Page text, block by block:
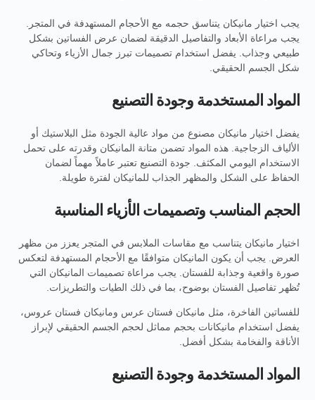
يجب اختيار مانيكان يتناسق حجمه مع الأحجام المستهدفة في المتجر.
يجب مراعاة الأبعاد والتفاصيل الدقيقة لضمان عرض الفساتين بشكل
طبيعي وجذاب. يفضل استخدام تصميمات تبرز جمال الأزياء وتحاكي
شكل الجسم الحقيقي.
المواد المستخدمة وجودة التصنيع
يفضل اختيار مانيكان مصنوع من مواد عالية الجودة مثل البلاستيك أو
الألياف الزجاجية. هذه المواد تضمن متانة المانيكان وقدرته على تحمل
الاستخدام اليومي المكثف. جودة التصنيع تعتبر عاملاً مهماً لضمان
الحفاظ على الشكل والمظهر الجذاب للمانيكان لفترة طويلة.
الحجم المناسب وتصميمات الأزياء المناسبة
اختيار مانيكان يتناسب مع مقاسات الملابس في المتجر يعزز من مظهر
العرض. يجب أن يكون المانيكان متوافقًا مع الأحجام المستهدفة لتعكس
صورة واقعية وجذابة للفستان. يجب مراعاة تصميمات المانيكان التي
تُظهر تفاصيل الفستان بوضوح، بما في ذلك الطيات والتطريزات.
للفساتين الفاخرة، مثل مانيكان فستان عرس ومانيكان فستان عروس،
يفضل استخدام مانيكانات بحجم مماثل لحجم الجسم الحقيقي لإبراز
الأناقة والفخامة بشكل أفضل.
المواد المستخدمة وجودة التصنيع